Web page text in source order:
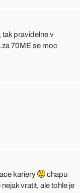
tak pravidelne v
70ME se moc
kariery
chapu
vratit, ale tohle je